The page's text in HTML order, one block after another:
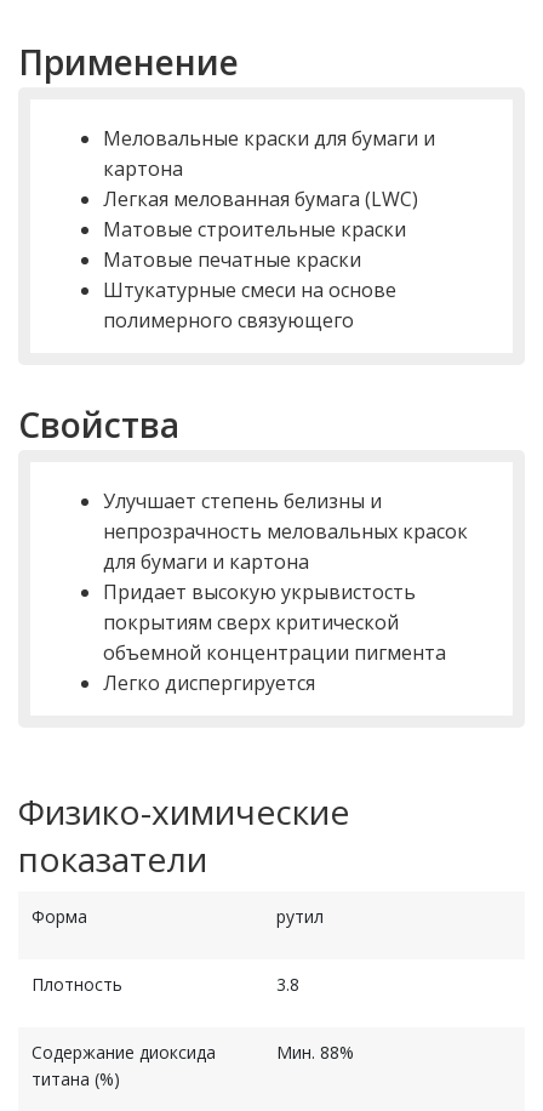
Применение
Меловальные краски для бумаги и
картона
Легкая мелованная бумага (LWC)
Матовые строительные краски
Матовые печатные краски
Штукатурные смеси на основе
полимерного связующего
Свойства
Улучшает степень белизны и
непрозрачность меловальных красок
для бумаги и картона
Придает высокую укрывистость
покрытиям сверх критической
объемной концентрации пигмента
Легко диспергируется
Физико-химические
показатели
Форма рутил
Плотность 3.8
Содержание диоксида
титана (%)
Мин. 88%